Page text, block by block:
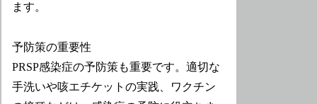
ます。
予防策の重要性
PRSP感染症の予防策も重要です。適切な
手洗いや咳エチケットの実践、ワクチン